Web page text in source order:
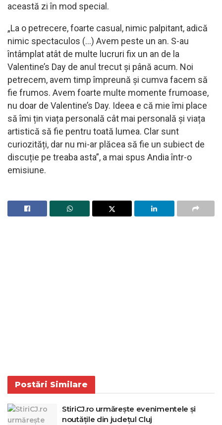
această zi în mod special.
„La o petrecere, foarte casual, nimic palpitant, adică
nimic spectaculos (…) Avem peste un an. S-au
întâmplat atât de multe lucruri fix un an de la
Valentine’s Day de anul trecut și până acum. Noi
petrecem, avem timp împreună și cumva facem să
fie frumos. Avem foarte multe momente frumoase,
nu doar de Valentine’s Day. Ideea e că mie îmi place
să îmi țin viața personală cât mai personală și viața
artistică să fie pentru toată lumea. Clar sunt
curiozități, dar nu mi-ar plăcea să fie un subiect de
discuție pe treaba asta”, a mai spus Andia într-o
emisiune.
Postări Similare
StiriCJ.ro urmărește evenimentele și
noutățile din județul Cluj